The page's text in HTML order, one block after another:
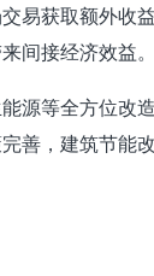
易获取额外收
间接经济效益。
源等全方位改
善，建筑节能